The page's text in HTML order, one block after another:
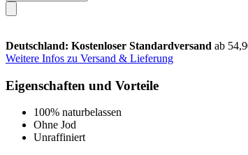
Deutschland: Kostenloser Standardversand ab
Weitere Infos zu Versand & Lieferung
Eigenschaften und Vorteile
100% naturbelassen
Ohne Jod
Unraffiniert